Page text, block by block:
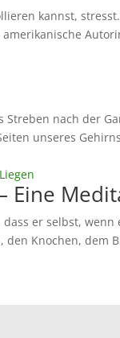
kannst,
nach der
unseres
Eine
er selbst,
Knochen, dem